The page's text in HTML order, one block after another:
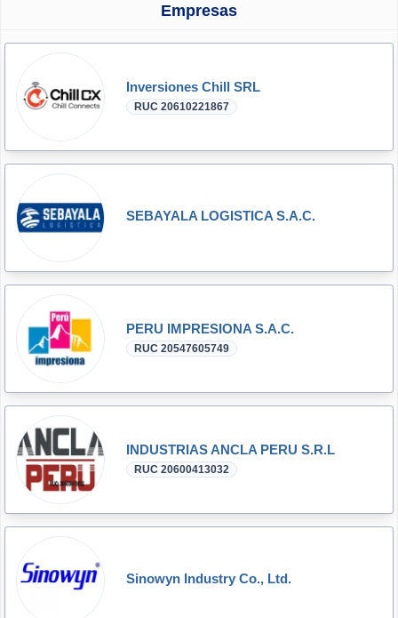
Empresas
Inversiones Chill SRL
RUC 20610221867
SEBAYALA LOGISTICA S.A.C.
PERU IMPRESIONA S.A.C.
RUC 20547605749
INDUSTRIAS ANCLA PERU S.R.L
RUC 20600413032
Sinowyn Industry Co., Ltd.